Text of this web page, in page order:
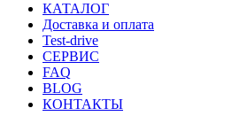
КАТАЛОГ
Доставка и оплата
Test-drive
СЕРВИС
FAQ
BLOG
КОНТАКТЫ